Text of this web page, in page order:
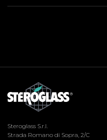
Steroglass S.r.l.
Strada Romano di Sopra, 2/C